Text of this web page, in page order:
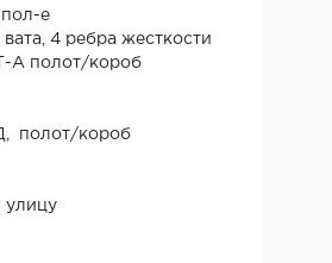
е
4 ребра жесткости
А полот/короб
полот/короб
улицу